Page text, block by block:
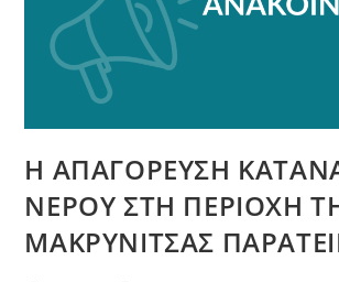
Η ΑΠΑΓΟΡΕΥΣΗ
ΝΕΡΟΥ ΣΤΗ ΠΕΡΙΟΧΗ
ΜΑΚΡΥΝΙΤΣΑΣ